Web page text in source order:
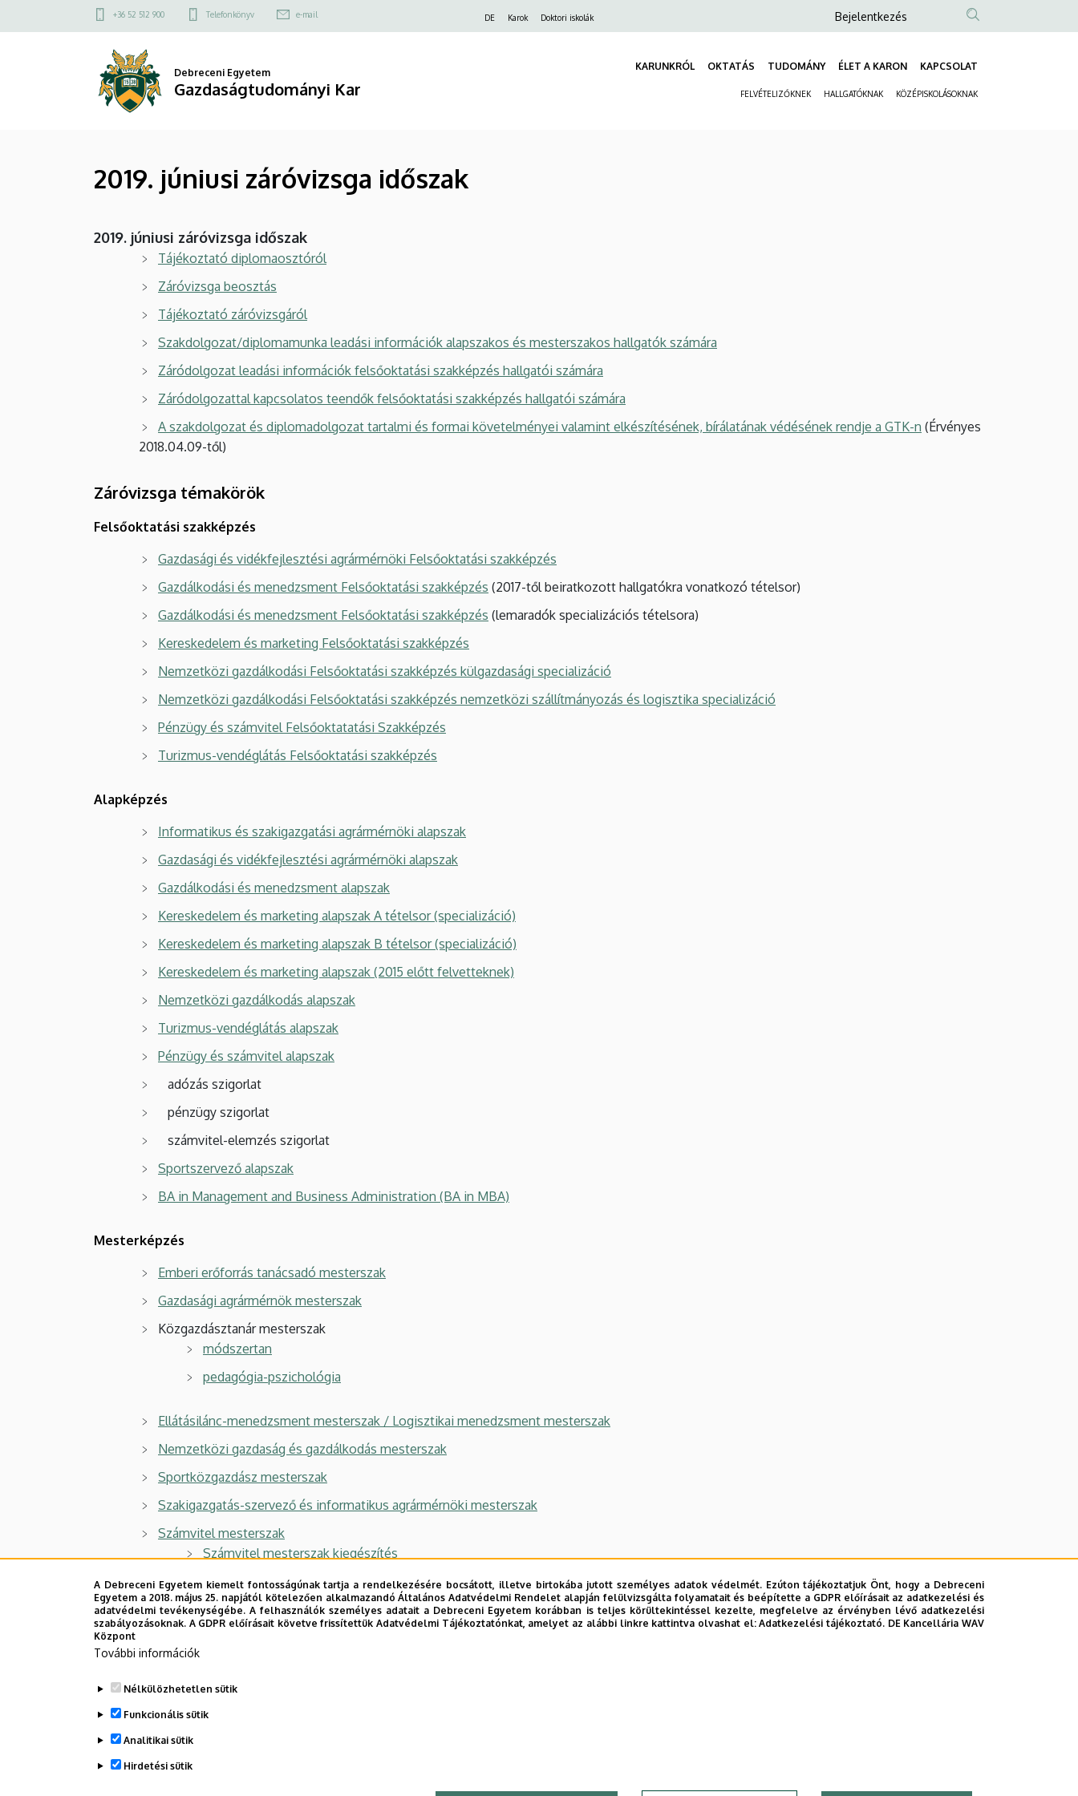
záróvizsga
Gazdaságtudományi
a
Felső
menü
+36 52 512 900 Telefonkönyv e-mail DE Karok Doktori iskolák
Anonim
fiók
menüje
Bejelentkezés
Debreceni Egyetem
Gazdaságtudományi Kar
KARUNKRÓL OKTATÁS TUDOMÁNY ÉLET A KARON KAPCSOLAT
FELVÉTELIZŐKNEK HALLGATÓKNAK KÖZÉPISKOLÁSOKNAK
2019. júniusi záróvizsga időszak
2019. júniusi záróvizsga időszak
Tájékoztató diplomaosztóról
Záróvizsga beosztás
Tájékoztató záróvizsgáról
Szakdolgozat/diplomamunka leadási információk alapszakos és mesterszakos hallgatók számára
Záródolgozat leadási információk felsőoktatási szakképzés hallgatói számára
Záródolgozattal kapcsolatos teendők felsőoktatási szakképzés hallgatói számára
A szakdolgozat és diplomadolgozat tartalmi és formai követelményei valamint elkészítésének, bírálatának védésének rendje a GTK-n (Érvényes
2018.04.09-től)
Záróvizsga témakörök
Felsőoktatási szakképzés
Gazdasági és vidékfejlesztési agrármérnöki Felsőoktatási szakképzés
Gazdálkodási és menedzsment Felsőoktatási szakképzés (2017-től beiratkozott hallgatókra vonatkozó tételsor)
Gazdálkodási és menedzsment Felsőoktatási szakképzés (lemaradók specializációs tételsora)
Kereskedelem és marketing Felsőoktatási szakképzés
Nemzetközi gazdálkodási Felsőoktatási szakképzés külgazdasági specializáció
Nemzetközi gazdálkodási Felsőoktatási szakképzés nemzetközi szállítmányozás és logisztika specializáció
Pénzügy és számvitel Felsőoktatatási Szakképzés
Turizmus-vendéglátás Felsőoktatási szakképzés
Alapképzés
Informatikus és szakigazgatási agrármérnöki alapszak
Gazdasági és vidékfejlesztési agrármérnöki alapszak
Gazdálkodási és menedzsment alapszak
Kereskedelem és marketing alapszak A tételsor (specializáció)
Kereskedelem és marketing alapszak B tételsor (specializáció)
Kereskedelem és marketing alapszak (2015 előtt felvetteknek)
Nemzetközi gazdálkodás alapszak
Turizmus-vendéglátás alapszak
Pénzügy és számvitel alapszak
adózás szigorlat
pénzügy szigorlat
számvitel-elemzés szigorlat
Sportszervező alapszak
BA in Management and Business Administration (BA in MBA)
Mesterképzés
Emberi erőforrás tanácsadó mesterszak
Gazdasági agrármérnök mesterszak
Közgazdásztanár mesterszak
módszertan
pedagógia-pszichológia
Ellátásilánc-menedzsment mesterszak / Logisztikai menedzsment mesterszak
Nemzetközi gazdaság és gazdálkodás mesterszak
Sportközgazdász mesterszak
Szakigazgatás-szervező és informatikus agrármérnöki mesterszak
Számvitel mesterszak
Számvitel mesterszak kiegészítés
Vállalkozásfejlesztés mesterszak
Vezetés és szervezés mesterszak
Vidékfejlesztés mesterszak
Master of Business Administration (MBA)
Rural Development Engineering
A Debreceni Egyetem kiemelt fontosságúnak tartja a rendelkezésére bocsátott, illetve birtokába jutott személyes adatok védelmét. Ezúton tájékoztatjuk Önt, hogy a Debreceni
Egyetem a 2018. május 25. napjától kötelezően alkalmazandó Általános Adatvédelmi Rendelet alapján felülvizsgálta folyamatait és beépítette a GDPR előírásait az adatkezelési és
adatvédelmi tevékenységébe. A felhasználók személyes adatait a Debreceni Egyetem korábban is teljes körültekintéssel kezelte, megfelelve az érvényben lévő adatkezelési
szabályozásoknak. A GDPR előírásait követve frissítettük Adatvédelmi Tájékoztatónkat, amelyet az alábbi linkre kattintva olvashat el:Adatkezelési tájékoztató. DE Kancellária WAV
Központ
További információk
Nélkülözhetetlen sütik
Funkcionális sütik
Analitikai sütik
Hirdetési sütik